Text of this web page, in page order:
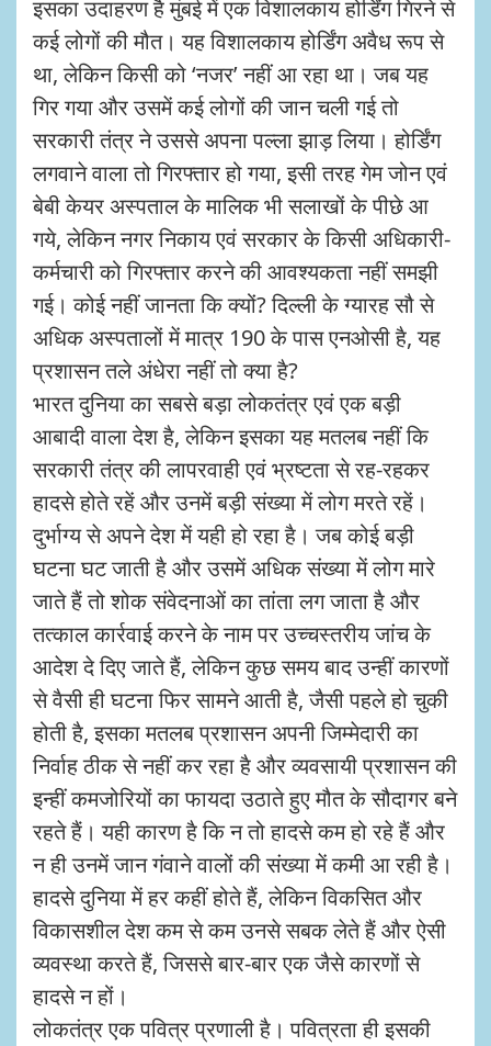
इसका उदाहरण है मुंबई में एक विशालकाय होर्डिंग गिरने से
कई लोगों की मौत। यह विशालकाय होर्डिंग अवैध रूप से
था, लेकिन किसी को ‘नजर’ नहीं आ रहा था। जब यह
गिर गया और उसमें कई लोगों की जान चली गई तो
सरकारी तंत्र ने उससे अपना पल्ला झाड़ लिया। होर्डिंग
लगवाने वाला तो गिरफ्तार हो गया, इसी तरह गेम जोन एवं
बेबी केयर अस्पताल के मालिक भी सलाखों के पीछे आ
गये, लेकिन नगर निकाय एवं सरकार के किसी अधिकारी-
कर्मचारी को गिरफ्तार करने की आवश्यकता नहीं समझी
गई। कोई नहीं जानता कि क्यों? दिल्ली के ग्यारह सौ से
अधिक अस्पतालों में मात्र 190 के पास एनओसी है, यह
प्रशासन तले अंधेरा नहीं तो क्या है?
भारत दुनिया का सबसे बड़ा लोकतंत्र एवं एक बड़ी
आबादी वाला देश है, लेकिन इसका यह मतलब नहीं कि
सरकारी तंत्र की लापरवाही एवं भ्रष्टता से रह-रहकर
हादसे होते रहें और उनमें बड़ी संख्या में लोग मरते रहें।
दुर्भाग्य से अपने देश में यही हो रहा है। जब कोई बड़ी
घटना घट जाती है और उसमें अधिक संख्या में लोग मारे
जाते हैं तो शोक संवेदनाओं का तांता लग जाता है और
तत्काल कार्रवाई करने के नाम पर उच्चस्तरीय जांच के
आदेश दे दिए जाते हैं, लेकिन कुछ समय बाद उन्हीं कारणों
से वैसी ही घटना फिर सामने आती है, जैसी पहले हो चुकी
होती है, इसका मतलब प्रशासन अपनी जिम्मेदारी का
निर्वाह ठीक से नहीं कर रहा है और व्यवसायी प्रशासन की
इन्हीं कमजोरियों का फायदा उठाते हुए मौत के सौदागर बने
रहते हैं। यही कारण है कि न तो हादसे कम हो रहे हैं और
न ही उनमें जान गंवाने वालों की संख्या में कमी आ रही है।
हादसे दुनिया में हर कहीं होते हैं, लेकिन विकसित और
विकासशील देश कम से कम उनसे सबक लेते हैं और ऐसी
व्यवस्था करते हैं, जिससे बार-बार एक जैसे कारणों से
हादसे न हों।
लोकतंत्र एक पवित्र प्रणाली है। पवित्रता ही इसकी